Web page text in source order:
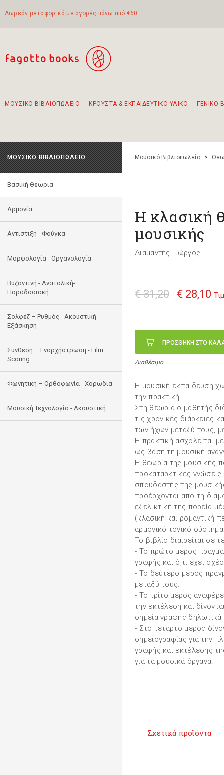
Δωρεάν μεταφορικά με αγορές πάνω από €60
ΜΟΥΣΙΚΟ ΒΙΒΛΙΟΠΩΛΕΙΟ ΚΡΟΥΣΤΑ & ΕΚΠΑΙΔΕΥΤΙΚΟ ΥΛΙΚΟ ΓΕΝΙΚΟ
ΜΟΥΣΙΚΟ ΒΙΒΛΙΟΠΩΛΕΙΟ
Βασική Θεωρία
Αρμονία
Αντίστιξη - Φούγκα
Μορφολογία - Οργανολογία
Bυζαντινή - Ανατολική-
Παραδοσιακή
Σολφέζ – Ρυθμός - Ακουστική
Εξάσκηση
Σύνθεση – Ενορχήστρωση - Film
Scoring
Φωνητική – Ορθοφωνία - Χορωδία
Μουσική Τεχνολογία - Ακουστική
Μουσικό Βιβλιοπωλείο >
Η κλασική
μουσικής
Διαμαντής Γιώργος
€ 31,20 € 28,10
ΠΡΟΣΘΗΚΗ ΣΤΟ
Διαθέσιμο
Η μουσική εκπαίδευση
την πρακτική.
Στη θεωρία ο μαθητής
τις χρονικές διάρκειες
των ήχων μεταξύ τους,
Η πρακτική ασχολείται
ως βάση τη μουσική
Η θεωρία της μουσικής
προκαταρκτικές
σπουδαστής της
προέρχονται από τη
εξελικτική της πορεία
(κλασική και ρομαντική
αρμονικό τονικό
Το βιβλίο διαιρείται σε
- Το πρώτο μέρος
γραφής και ό,τι έχει
- Το δεύτερο μέρος
μεταξύ τους.
- Το τρίτο μέρος
την εκτέλεση και
σημεία γραφής
- Στο τέταρτο μέρος
σημειογραφίας για την
γραφής και εκτέλεσης
για τα μουσικά όργανα.
Σχετικά προϊόντα